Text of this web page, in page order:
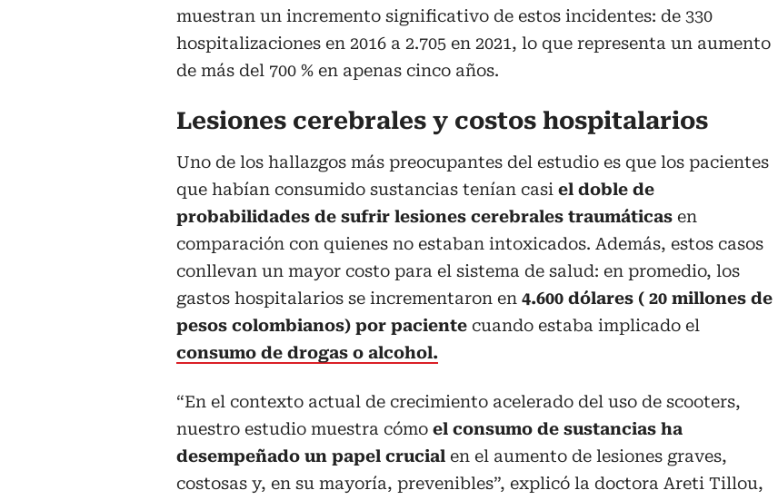
muestran un incremento significativo de estos incidentes: de 330
hospitalizaciones en 2016 a 2.705 en 2021, lo que representa un aumento
de más del 700 % en apenas cinco años.
Lesiones cerebrales y costos hospitalarios
Uno de los hallazgos más preocupantes del estudio es que los pacientes
que habían consumido sustancias tenían casi el doble de
probabilidades de sufrir lesiones cerebrales traumáticas en
comparación con quienes no estaban intoxicados. Además, estos casos
conllevan un mayor costo para el sistema de salud: en promedio, los
gastos hospitalarios se incrementaron en 4.600 dólares ( 20 millones de
pesos colombianos) por paciente cuando estaba implicado el
consumo de drogas o alcohol.
“En el contexto actual de crecimiento acelerado del uso de scooters,
nuestro estudio muestra cómo el consumo de sustancias ha
desempeñado un papel crucial en el aumento de lesiones graves,
costosas y, en su mayoría, prevenibles”, explicó la doctora Areti Tillou,